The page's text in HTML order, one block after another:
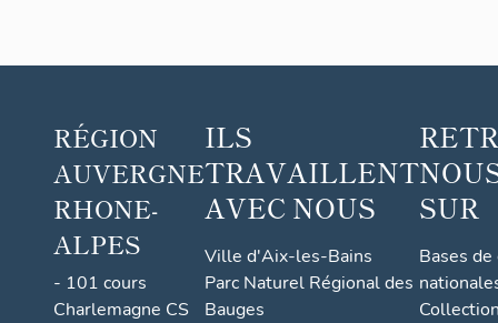
RÉGION
AUVERGNE
RHONE-
ALPES
- 101 cours
Charlemagne CS
ILS
TRAVAILLENT
AVEC NOUS
Ville d'Aix-les-Bains
Parc Naturel Régional des
Bauges
SUR
Bases